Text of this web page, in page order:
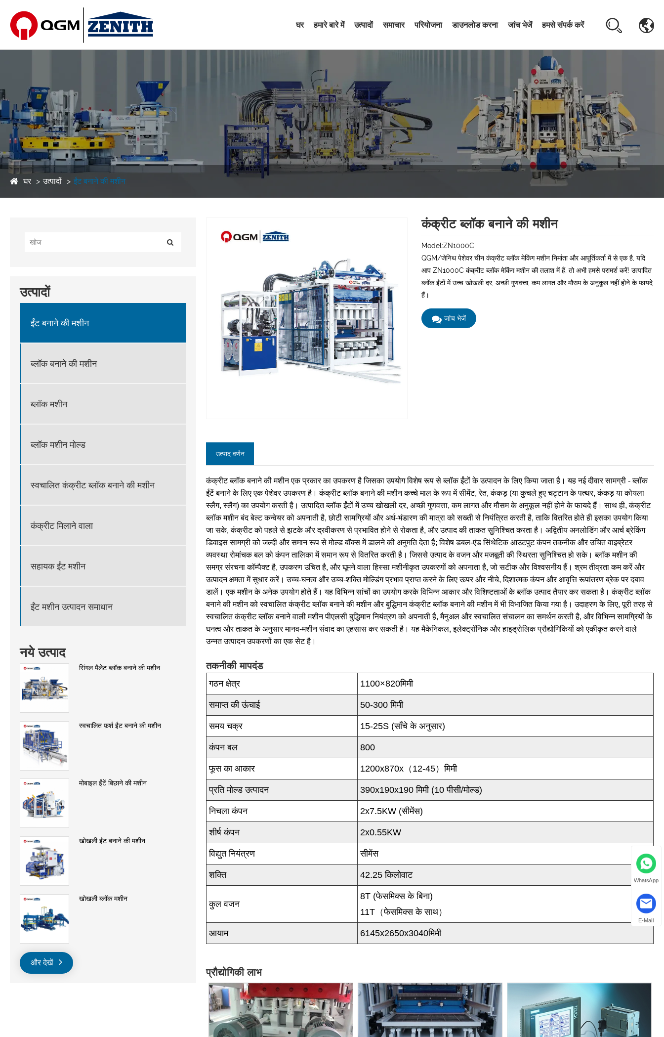
घर हमारे बारे में उत्पादों समाचार परियोजना डाउनलोड करना जांच भेजें हमसे संपर्क करें
घर उत्पादों ईंट बनाने की मशीन
उत्पादों
ईंट बनाने की मशीन
ब्लॉक बनाने की मशीन
ब्लॉक मशीन
ब्लॉक मशीन मोल्ड
स्वचालित कंक्रीट ब्लॉक बनाने की मशीन
कंक्रीट मिलाने वाला
सहायक ईंट मशीन
ईंट मशीन उत्पादन समाधान
नये उत्पाद
सिंगल पैलेट ब्लॉक बनाने की मशीन
स्वचालित फ़र्श ईंट बनाने की मशीन
मोबाइल ईंटें बिछाने की मशीन
खोखली ईंट बनाने की मशीन
खोखली ब्लॉक मशीन
और देखें
कंक्रीट ब्लॉक बनाने की मशीन
Model:ZN1000C
QGM/जेनिथ पेशेवर चीन कंक्रीट ब्लॉक मेकिंग मशीन निर्माता और आपूर्तिकर्ता में से एक है, यदि
आप ZN1000C कंक्रीट ब्लॉक मेकिंग मशीन की तलाश में हैं, तो अभी हमसे परामर्श करें! उत्पादित
ब्लॉक ईंटों में उच्च खोखली दर, अच्छी गुणवत्ता, कम लागत और मौसम के अनुकूल नहीं होने के फायदे
हैं।
जांच भेजें
उत्पाद वर्णन
कंक्रीट ब्लॉक बनाने की मशीन एक प्रकार का उपकरण है जिसका उपयोग विशेष रूप से ब्लॉक ईंटों के उत्पादन के लिए किया जाता है। यह नई दीवार सामग्री - ब्लॉक
ईंटें बनाने के लिए एक पेशेवर उपकरण है। कंक्रीट ब्लॉक बनाने की मशीन कच्चे माल के रूप में सीमेंट, रेत, कंकड़ (या कुचले हुए चट्टान के पत्थर, कंकड़ या कोयला
स्लैग, स्लैग) का उपयोग करती है। उत्पादित ब्लॉक ईंटों में उच्च खोखली दर, अच्छी गुणवत्ता, कम लागत और मौसम के अनुकूल नहीं होने के फायदे हैं। साथ ही, कंक्रीट
ब्लॉक मशीन बंद बेल्ट कन्वेयर को अपनाती है, छोटी सामग्रियों और अर्ध-भंडारण की मात्रा को सख्ती से नियंत्रित करती है, ताकि वितरित होते ही इसका उपयोग किया
जा सके, कंक्रीट को पहले से झटके और द्रवीकरण से प्रभावित होने से रोकता है, और उत्पाद की ताकत सुनिश्चित करता है। अद्वितीय अनलोडिंग और आर्च ब्रेकिंग
डिवाइस सामग्री को जल्दी और समान रूप से मोल्ड बॉक्स में डालने की अनुमति देता है; विशेष डबल-एंड सिंथेटिक आउटपुट कंपन तकनीक और उचित वाइब्रेटर
व्यवस्था रोमांचक बल को कंपन तालिका में समान रूप से वितरित करती है। जिससे उत्पाद के वजन और मजबूती की स्थिरता सुनिश्चित हो सके। ब्लॉक मशीन की
समग्र संरचना कॉम्पैक्ट है, उपकरण उचित है, और घूमने वाला हिस्सा मशीनीकृत उपकरणों को अपनाता है, जो सटीक और विश्वसनीय हैं। श्रम तीव्रता कम करें और
उत्पादन क्षमता में सुधार करें। उच्च-घनत्व और उच्च-शक्ति मोल्डिंग प्रभाव प्राप्त करने के लिए ऊपर और नीचे, दिशात्मक कंपन और आवृत्ति रूपांतरण ब्रेक पर दबाव
डालें। एक मशीन के अनेक उपयोग होते हैं। यह विभिन्न सांचों का उपयोग करके विभिन्न आकार और विशिष्टताओं के ब्लॉक उत्पाद तैयार कर सकता है। कंक्रीट ब्लॉक
बनाने की मशीन को स्वचालित कंक्रीट ब्लॉक बनाने की मशीन और बुद्धिमान कंक्रीट ब्लॉक बनाने की मशीन में भी विभाजित किया गया है। उदाहरण के लिए, पूरी तरह से
स्वचालित कंक्रीट ब्लॉक बनाने वाली मशीन पीएलसी बुद्धिमान नियंत्रण को अपनाती है, मैनुअल और स्वचालित संचालन का समर्थन करती है, और विभिन्न सामग्रियों के
घनत्व और ताकत के अनुसार मानव-मशीन संवाद का एहसास कर सकती है। यह मैकेनिकल, इलेक्ट्रॉनिक और हाइड्रोलिक प्रौद्योगिकियों को एकीकृत करने वाले
उन्नत उत्पादन उपकरणों का एक सेट है।
तकनीकी मापदंड
गठन क्षेत्र 1100×820मिमी
समाप्त की ऊंचाई 50-300 मिमी
समय चक्र 15-25S (साँचे के अनुसार)
कंपन बल 800
फूस का आकार 1200x870x（12-45）मिमी
प्रति मोल्ड उत्पादन 390x190x190 मिमी (10 पीसी/मोल्ड)
निचला कंपन 2x7.5KW (सीमेंस)
शीर्ष कंपन 2x0.55KW
विद्युत नियंत्रण सीमेंस
शक्ति 42.25 किलोवाट
कुल वजन
8T (फेसमिक्स के बिना)
11T（फेसमिक्स के साथ）
आयाम 6145x2650x3040मिमी
प्रौद्योगिकी लाभ
WhatsApp
E-Mail